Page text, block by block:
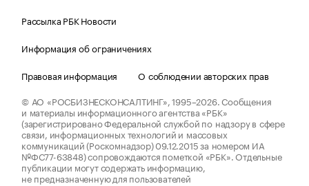
Рассылка РБК Новости
Информация об ограничениях
Правовая информация
О соблюдении авторских прав
© АО «РОСБИЗНЕСКОНСАЛТИНГ»,1995–2026.Сообщения
и материалы информационного агентства «РБК»
(зарегистрировано Федеральной службой по надзору в сфере
связи, информационных технологий и массовых
коммуникаций (Роскомнадзор) 09.12.2015 за номером ИА
№ФС77-63848) сопровождаются пометкой «РБК». Отдельные
публикации могут содержать информацию,
не предназначенную для пользователей